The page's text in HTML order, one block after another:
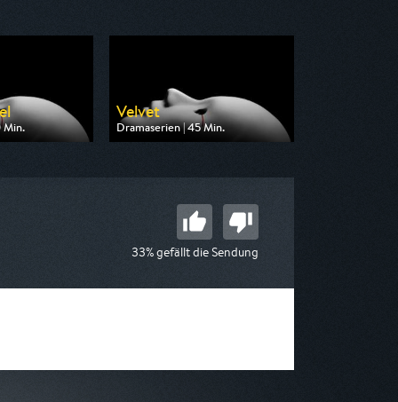
Min.
One
Velvet
Dramaserien | 45 Min.
Ausgestrahlt von One
33% gefällt die Sendung